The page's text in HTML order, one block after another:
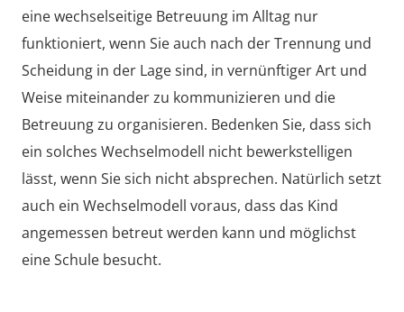
eine wechselseitige Betreuung im Alltag nur
funktioniert, wenn Sie auch nach der Trennung und
Scheidung in der Lage sind, in vernünftiger Art und
Weise miteinander zu kommunizieren und die
Betreuung zu organisieren. Bedenken Sie, dass sich
ein solches Wechselmodell nicht bewerkstelligen
lässt, wenn Sie sich nicht absprechen. Natürlich setzt
auch ein Wechselmodell voraus, dass das Kind
angemessen betreut werden kann und möglichst
eine Schule besucht.